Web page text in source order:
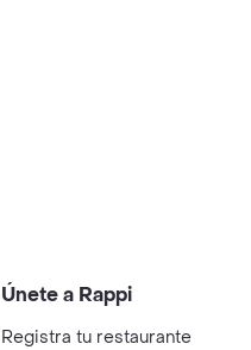
Únete a Rappi
Registra tu restaurante